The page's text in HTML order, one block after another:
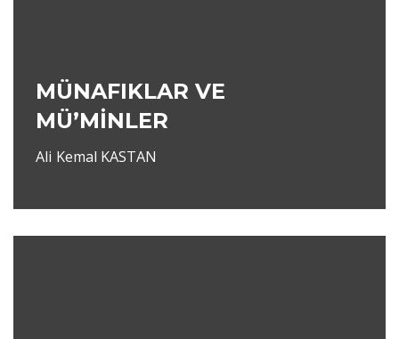
MÜNAFIKLAR VE
MÜ’MİNLER
Ali Kemal KASTAN